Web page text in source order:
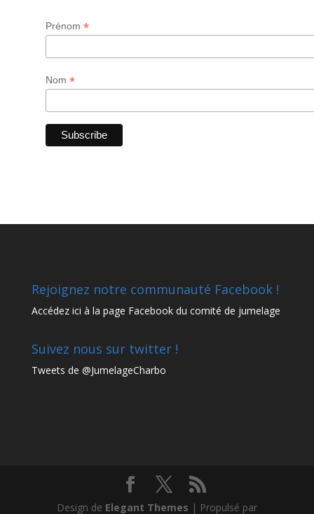
Prénom *
Nom *
Rejoignez notre communauté Facebook !
Accédez ici à la page Facebookdu comité de jumelage
Suivez nous sur twitter !
Tweets de @JumelageCharbo
Design de Elegant Themes | Propulsé par